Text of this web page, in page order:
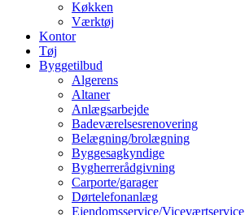
Køkken
Værktøj
Kontor
Tøj
Byggetilbud
Algerens
Altaner
Anlægsarbejde
Badeværelsesrenovering
Belægning/brolægning
Byggesagkyndige
Bygherrerådgivning
Carporte/garager
Dørtelefonanlæg
Ejendomsservice/Viceværtservice